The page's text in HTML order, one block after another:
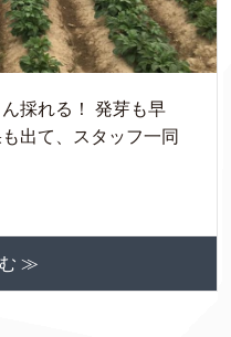
採れる！ 発芽も早
出て、スタッフ一同
≫